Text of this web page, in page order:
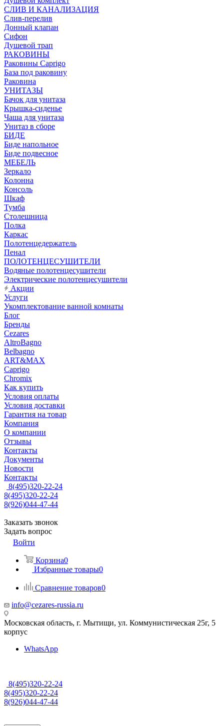
СЛИВ И КАНАЛИЗАЦИЯ
Слив-перелив
Донный клапан
Сифон
Душевой трап
РАКОВИНЫ
Раковины Caprigo
База под раковину
Раковина
УНИТАЗЫ
Бачок для унитаза
Крышка-сиденье
Чаша для унитаза
Унитаз в сборе
БИДЕ
Биде напольное
Биде подвесное
МЕБЕЛЬ
Зеркало
Колонна
Консоль
Шкаф
Тумба
Столешница
Полка
Каркас
Полотенцедержатель
Пенал
ПОЛОТЕНЦЕСУШИТЕЛИ
Водяные полотенцесушители
Электрические полотенцесушители
Акции
Услуги
Укомплектование ванной комнаты
Блог
Бренды
Cezares
AltroBagno
Belbagno
ART&MAX
Caprigo
Chromix
Как купить
Условия оплаты
Условия доставки
Гарантия на товар
Компания
О компании
Отзывы
Контакты
Документы
Новости
Контакты
8(495)320-22-24
8(495)320-22-24
8(926)044-47-44
Заказать звонок
Задать вопрос
Войти
Корзина0
Избранные товары0
Сравнение товаров0
info@cezares-russia.ru
Московская область, г. Мытищи, ул. Коммунистическая 25г, 5
корпус
WhatsApp
8(495)320-22-24
8(495)320-22-24
8(926)044-47-44